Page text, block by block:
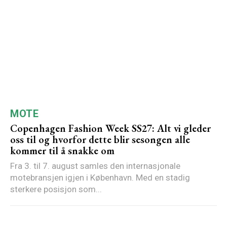
MOTE
Copenhagen Fashion Week SS27: Alt vi gleder
oss til og hvorfor dette blir sesongen alle
kommer til å snakke om
Fra 3. til 7. august samles den internasjonale
motebransjen igjen i København. Med en stadig
sterkere posisjon som...